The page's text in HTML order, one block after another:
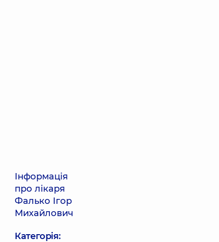
Інформація
про лікаря
Фалько Ігор
Михайлович
Категорія: